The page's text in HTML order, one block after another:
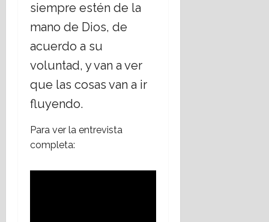
siempre estén de la
mano de Dios, de
acuerdo a su
voluntad, y van a ver
que las cosas van a ir
fluyendo.
Para ver la entrevista
completa: